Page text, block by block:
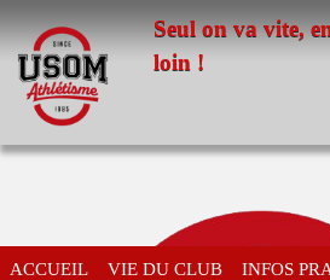
Seul on va vite,
loin !
ACCUEIL VIE DU CLUB INFOS